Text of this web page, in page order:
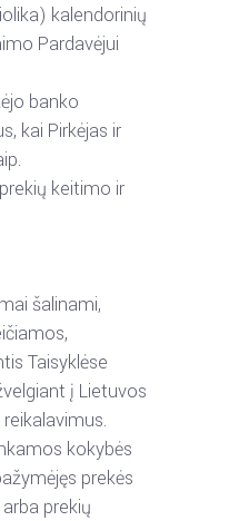
kalendorinių
Pardavėjui
banko
kai Pirkėjas ir
keitimo ir
šalinami,
Taisyklėse
į Lietuvos
kokybės
prekės
arba prekių